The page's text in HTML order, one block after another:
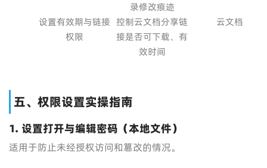
录修改痕迹
设置有效期与链接
权限
控制云文档分享链
接是否可下载、有
效时间
云文档
五、权限设置实操指南
1. 设置打开与编辑密码（本地文件）
适用于防止未经授权访问和篡改的情况。